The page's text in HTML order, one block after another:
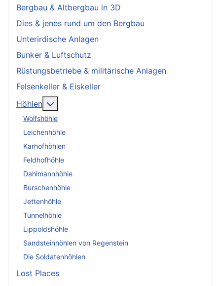
Bergbau & Altbergbau in 3D
Dies & jenes rund um den Bergbau
Unterirdische Anlagen
Bunker & Luftschutz
Rüstungsbetriebe & militärische Anlagen
Felsenkeller & Eiskeller
Höhlen
Wolfshöhle
Leichenhöhle
Karhofhöhlen
Feldhofhöhle
Dahlmannhöhle
Burschenhöhle
Jettenhöhle
Tunnelhöhle
Lippoldshöhle
Sandsteinhöhlen von Regenstein
Die Soldatenhöhlen
Lost Places